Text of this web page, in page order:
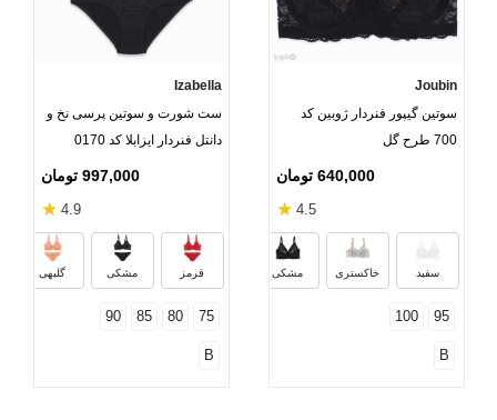
Joubin
سوتین گیپور فنردار ژوبین کد
700 طرح گل
640,000 تومان
4.5
★
سفید خاکستری مشکی
سرمه‌ای
95
100
B
Izabella
ست شورت و سوتین پرسی نخ و
دانتل فنردار ایزابلا کد 0170
997,000 تومان
4.9
★
قرمز مشکی گلبهی
75
80
85
90
B